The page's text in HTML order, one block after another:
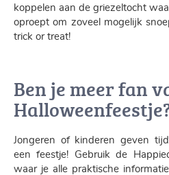
koppelen aan de griezeltocht
oproept om zoveel mogelijk
trick or treat!
Ben je meer fan
Jongeren of kinderen geven
een feestje! Gebruik de
waar je alle praktische